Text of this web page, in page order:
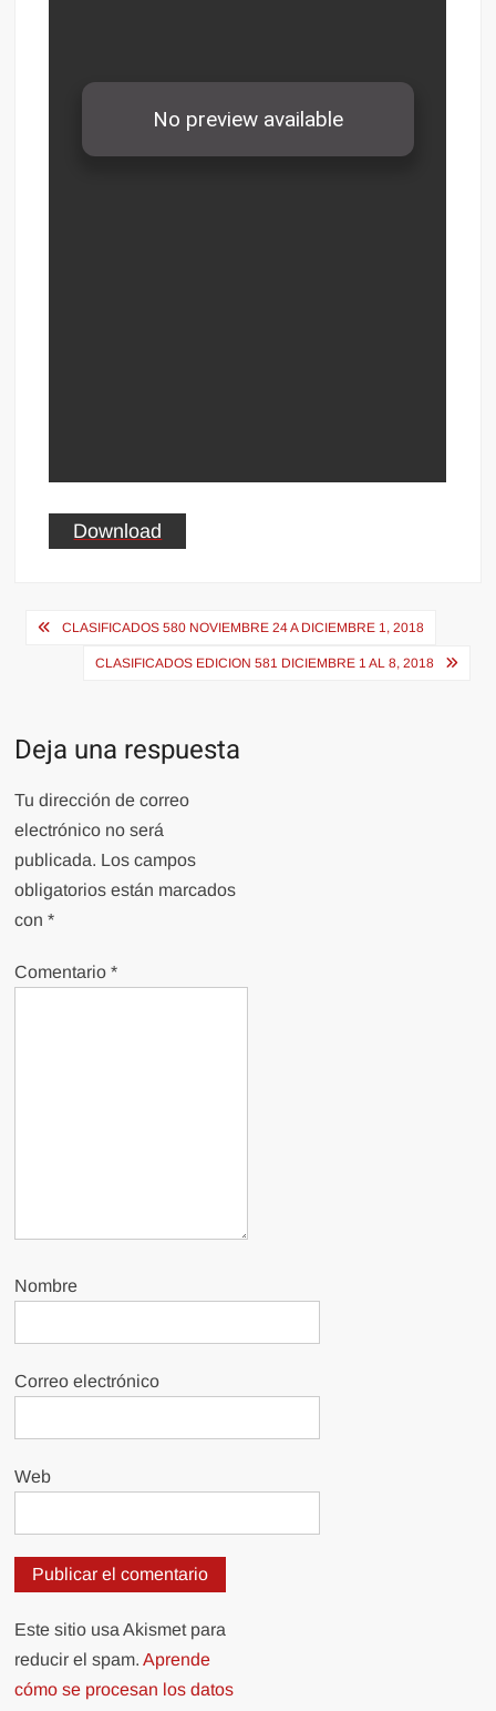
Download
Navegación
CLASIFICADOS 580 NOVIEMBRE 24 A DICIEMBRE 1, 2018
CLASIFICADOS EDICION 581 DICIEMBRE 1 AL 8, 2018
Deja una respuesta
Tu dirección de correo
electrónico no será
publicada. Los campos
obligatorios están marcados
con*
Comentario*
Nombre
Correo electrónico
Web
Este sitio usa Akismet para
reducir el spam.Aprende
cómo se procesan los datos